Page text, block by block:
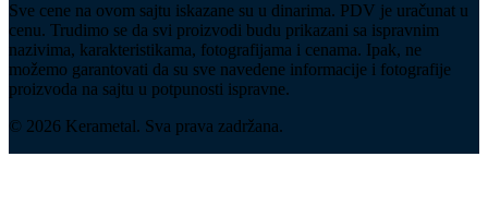
Sve cene na ovom sajtu iskazane su u dinarima. PDV je uračunat u
cenu. Trudimo se da svi proizvodi budu prikazani sa ispravnim
nazivima, karakteristikama, fotografijama i cenama. Ipak, ne
možemo garantovati da su sve navedene informacije i fotografije
proizvoda na sajtu u potpunosti ispravne.
© 2026 Kerametal. Sva prava zadržana.